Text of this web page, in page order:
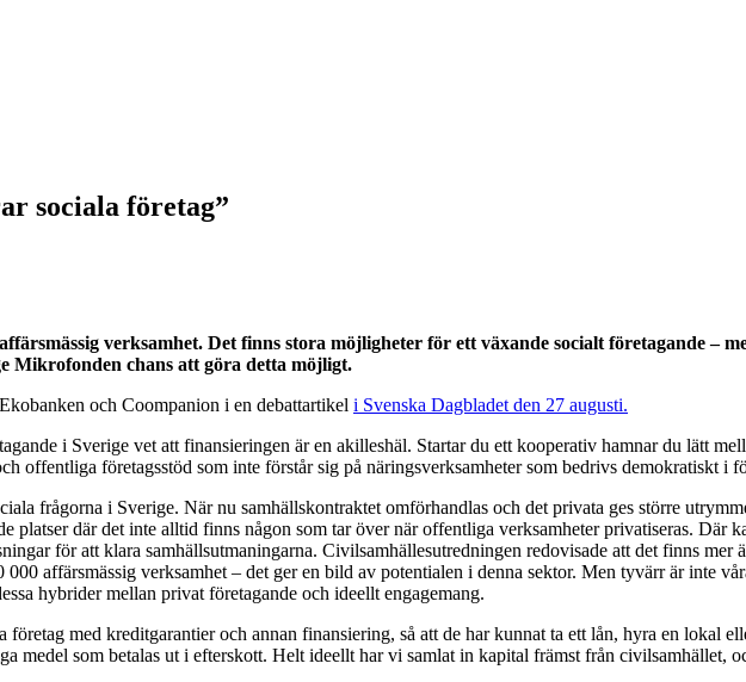
sociala företag”
verksamhet. Det finns stora möjligheter för ett växande socialt företagande –
Mikrofonden chans att göra detta möjligt.
och Coompanion i en debattartikel i Svenska Dagbladet den 27 augusti.
i Sverige vet att finansieringen är en akilleshäl. Startar du ett kooperativ hamnar du lätt
offentliga företagsstöd som inte förstår sig på näringsverksamheter som bedrivs demokratiskt i
frågorna i Sverige. När nu samhällskontraktet omförhandlas och det privata ges större
platser där det inte alltid finns någon som tar över när offentliga verksamheter privatiseras. Där
för att klara samhällsutmaningarna. Civilsamhällesutredningen redovisade att det finns mer
affärsmässig verksamhet – det ger en bild av potentialen i denna sektor. Men tyvärr är inte
hybrider mellan privat företagande och ideellt engagemang.
företag med kreditgarantier och annan finansiering, så att de har kunnat ta ett lån, hyra en lokal
medel som betalas ut i efterskott. Helt ideellt har vi samlat in kapital främst från civilsamhället,